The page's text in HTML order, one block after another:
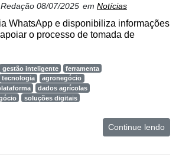
Redação 08/07/2025 em Notícias
WhatsApp e disponibiliza informações
o processo de tomada de
gestão inteligente
ferramenta
tecnologia
agronegócio
dados agrícolas
soluções digitais
Continue lendo